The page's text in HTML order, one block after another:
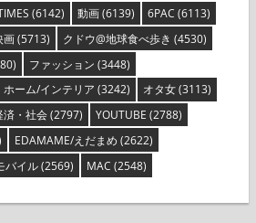
(6142) 動画(6139) 6PAC (6113)
画(5713) クドウ@地球食べ歩き (4530)
ファッション (3448)
ホーム/インテリア (3242) オタ女(3113)
済・社会(2797) YOUTUBE (2788)
EDAMAME/えだまめ (2622)
バイル(2569) MAC (2548)